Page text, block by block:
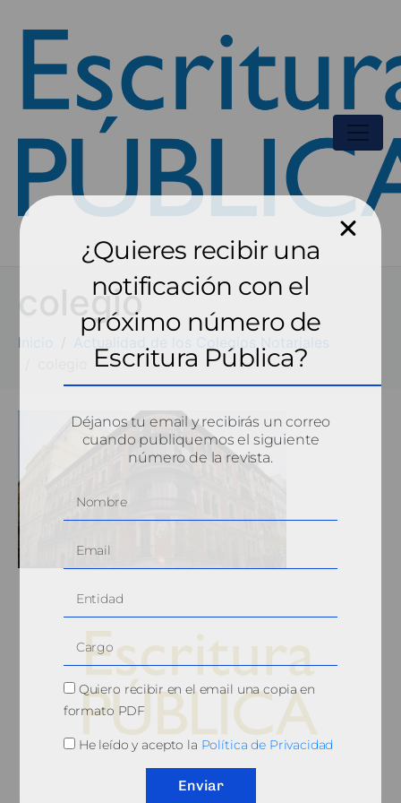
colegio
Inicio
Actualidad de los Colegios Notariales
¿Quieres recibir una
notificación con el
próximo número de
Escritura Pública?
Déjanos tu email y recibirás un correo
cuando publiquemos el siguiente
número de la revista.
Quiero recibir en el email una copia en
formato PDF
He leído y acepto la Política de Privacidad
Enviar